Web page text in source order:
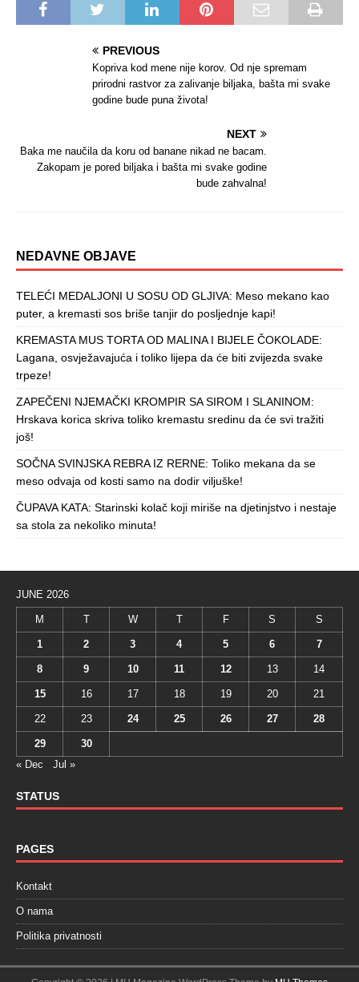
PREVIOUS
Kopriva kod mene nije korov. Od nje spremam
prirodni rastvor za zalivanje biljaka, bašta mi svake
godine bude puna života!
NEXT
Baka me naučila da koru od banane nikad ne bacam.
Zakopam je pored biljaka i bašta mi svake godine
bude zahvalna!
NEDAVNE OBJAVE
TELEĆI MEDALJONI U SOSU OD GLJIVA: Meso mekano kao
puter, a kremasti sos briše tanjir do posljednje kapi!
KREMASTA MUS TORTA OD MALINA I BIJELE ČOKOLADE:
Lagana, osvježavajuća i toliko lijepa da će biti zvijezda svake
trpeze!
ZAPEČENI NJEMAČKI KROMPIR SA SIROM I SLANINOM:
Hrskava korica skriva toliko kremastu sredinu da će svi tražiti
još!
SOČNA SVINJSKA REBRA IZ RERNE: Toliko mekana da se
meso odvaja od kosti samo na dodir viljuške!
ČUPAVA KATA: Starinski kolač koji miriše na djetinjstvo i nestaje
sa stola za nekoliko minuta!
JUNE 2026
M T W T F S S
1 2 3 4 5 6 7
8 9 10 11 12 13 14
15 16 17 18 19 20 21
22 23 24 25 26 27 28
29
30
« Dec
Jul »
STATUS
PAGES
Kontakt
O nama
Politika privatnosti